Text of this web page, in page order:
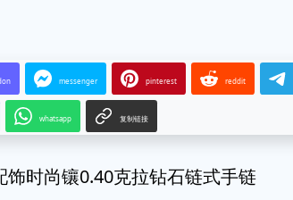
messenger pinterest reddit
whatsapp 复制链接
时尚镶0.40克拉钻石链式手链